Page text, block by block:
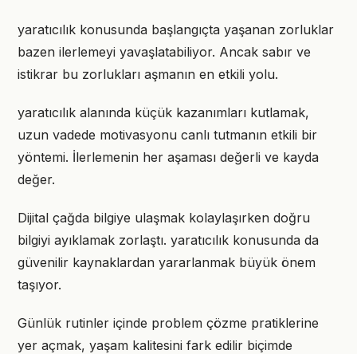
yaratıcılık konusunda başlangıçta yaşanan zorluklar
bazen ilerlemeyi yavaşlatabiliyor. Ancak sabır ve
istikrar bu zorlukları aşmanın en etkili yolu.
yaratıcılık alanında küçük kazanımları kutlamak,
uzun vadede motivasyonu canlı tutmanın etkili bir
yöntemi. İlerlemenin her aşaması değerli ve kayda
değer.
Dijital çağda bilgiye ulaşmak kolaylaşırken doğru
bilgiyi ayıklamak zorlaştı. yaratıcılık konusunda da
güvenilir kaynaklardan yararlanmak büyük önem
taşıyor.
Günlük rutinler içinde problem çözme pratiklerine
yer açmak, yaşam kalitesini fark edilir biçimde